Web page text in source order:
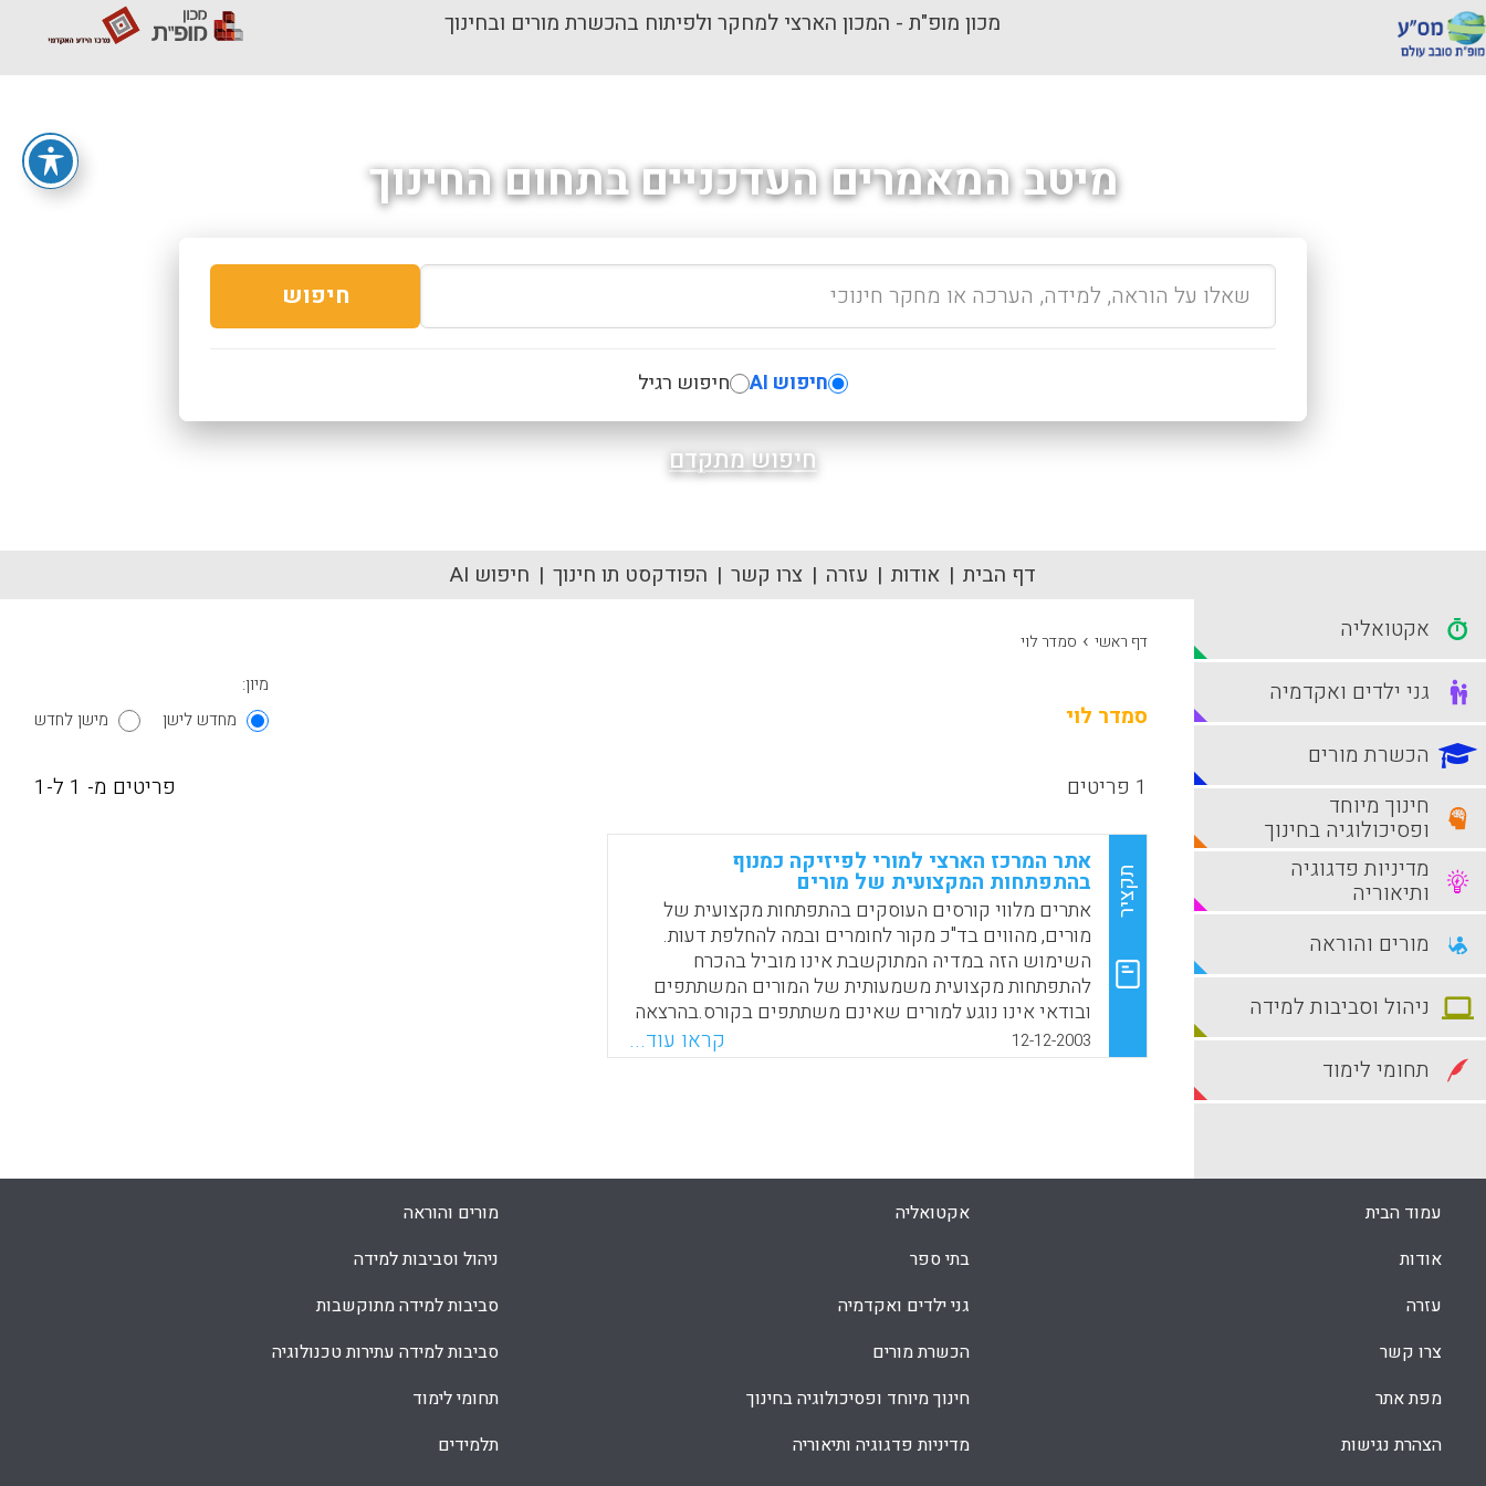
מכון מופ"ת - המכון הארצי למחקר ולפיתוח בהכשרת מורים ובחינוך
מיטב המאמרים העדכניים בתחום החינוך
חיפוש
חיפוש AI חיפוש רגיל
חיפוש מתקדם
דף הבית אודות עזרה צרו קשר הפודקסט תו חינוך חיפוש AI
דף ראשי › סמדר לוי
סמדר לוי
מיון:
מחדש לישן
מישן לחדש
1 פריטים פריטים מ- 1 ל-1
תקציר
אתר המרכז הארצי למורי לפיזיקה כמנוף
בהתפתחות המקצועית של מורים
אתרים מלווי קורסים העוסקים בהתפתחות מקצועית של
מורים, מהווים בד"כ מקור לחומרים ובמה להחלפת דעות.
השימוש הזה במדיה המתוקשבת אינו מוביל בהכרח
להתפתחות מקצועית משמעותית של המורים המשתתפים
ובודאי אינו נוגע למורים שאינם משתתפים בקורס.בהרצאה
שהוצגה בכנס מו"ח 2003, הוצג מודל הפעלה הנשען מחד,
על מאפייני גישות עדכניות להתפתחות מקצועית של מורים
12-12-2003 קראו עוד...
אקטואליה
גני ילדים ואקדמיה
הכשרת מורים
חינוך מיוחד
ופסיכולוגיה בחינוך
מדיניות פדגוגיה
ותיאוריה
מורים והוראה
ניהול וסביבות למידה
תחומי לימוד
עמוד הבית
אודות
עזרה
צרו קשר
מפת אתר
הצהרת נגישות
אקטואליה
בתי ספר
גני ילדים ואקדמיה
הכשרת מורים
חינוך מיוחד ופסיכולוגיה בחינוך
מדיניות פדגוגיה ותיאוריה
מורים והוראה
ניהול וסביבות למידה
סביבות למידה מתוקשבות
סביבות למידה עתירות טכנולוגיה
תחומי לימוד
תלמידים